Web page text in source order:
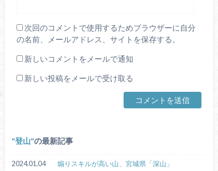
次回のコメントで使用するためブラウザーに自分
の名前、メールアドレス、サイトを保存する。
新しいコメントをメールで通知
新しい投稿をメールで受け取る
登山 の最新記事
2024.01.04 煽りスキルが高い山、宮城県「深山」